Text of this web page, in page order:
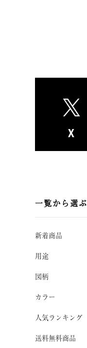
一覧から選ぶ
新着商品
用途
図柄
カラー
人気ランキング
送料無料商品